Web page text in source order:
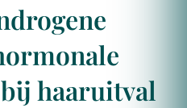
haaruitval